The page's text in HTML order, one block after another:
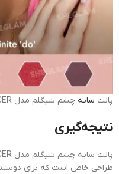
پالت سایه چشم شیگلم مدل CARING CANCER
نتیجه‌گیری
طراحی خاص است که برای